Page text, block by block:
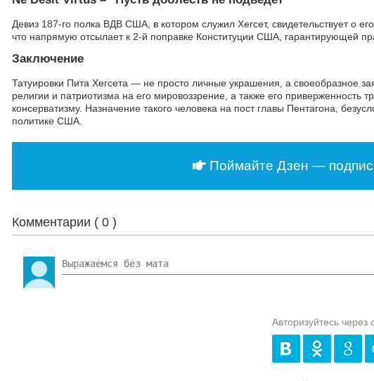
Девиз 187-го полка ВДВ США, в котором служил Хегсет, свидетельствует о
что напрямую отсылает к 2-й поправке Конституции США, гарантирующей
Заключение
Татуировки Пита Хегсета — не просто личные украшения, а своеобразное
религии и патриотизма на его мировоззрение, а также его
консерватизму. Назначение такого человека на пост главы Пентагона,
политике США.
Поймайте Дзен —
Комментарии ( 0 )
Авторизуйтесь через